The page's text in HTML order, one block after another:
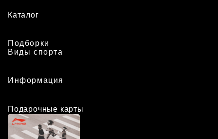
Каталог
Подборки
Виды спорта
Информация
Подарочные карты